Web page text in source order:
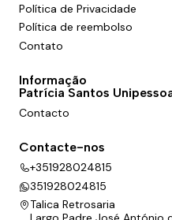
Política de Privacidade
Política de reembolso
Contato
Informação
Patrícia Santos
Contacto
Contacte-nos
+351928024815
351928024815
Talica Retrosaria